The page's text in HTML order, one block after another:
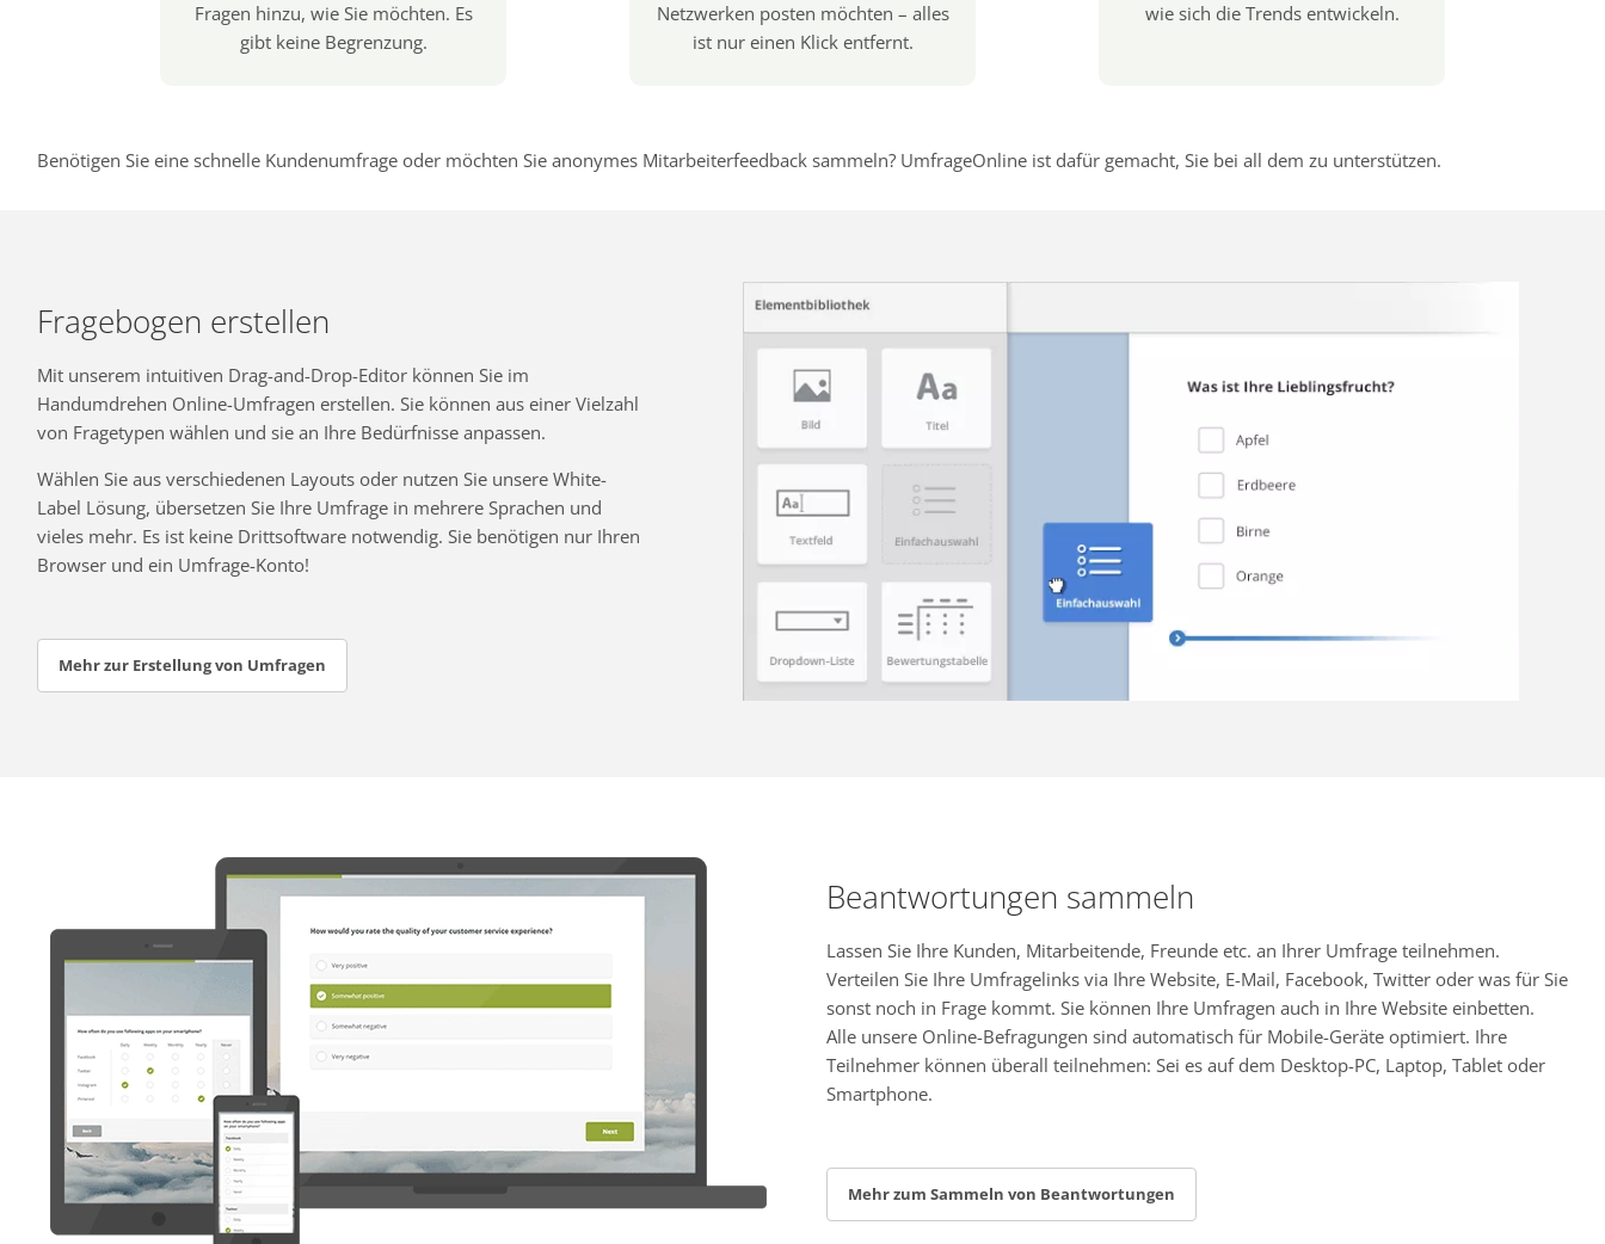
Fragen hinzu, wie Sie möchten. Es
gibt keine Begrenzung.
Netzwerken posten möchten – alles
ist nur einen Klick entfernt.
wie sich die Trends entwickeln.
Benötigen Sie eine schnelle Kundenumfrage oder möchten Sie anonymes Mitarbeiterfeedback sammeln? UmfrageOnline ist dafür gemacht, Sie bei all dem zu unterstützen.
Fragebogen erstellen
Mit unserem intuitiven Drag-and-Drop-Editor können Sie im
Handumdrehen Online-Umfragen erstellen. Sie können aus einer Vielzahl
von Fragetypen wählen und sie an Ihre Bedürfnisse anpassen.
Wählen Sie aus verschiedenen Layouts oder nutzen Sie unsere White-
Label Lösung, übersetzen Sie Ihre Umfrage in mehrere Sprachen und
vieles mehr. Es ist keine Drittsoftware notwendig. Sie benötigen nur Ihren
Browser und ein Umfrage-Konto!
Mehr zur Erstellung von Umfragen
Beantwortungen sammeln
Lassen Sie Ihre Kunden, Mitarbeitende, Freunde etc. an Ihrer Umfrage teilnehmen.
Verteilen Sie Ihre Umfragelinks via Ihre Website, E-Mail, Facebook, Twitter oder was für Sie
sonst noch in Frage kommt. Sie können Ihre Umfragen auch in Ihre Website einbetten.
Alle unsere Online-Befragungen sind automatisch für Mobile-Geräte optimiert. Ihre
Teilnehmer können überall teilnehmen: Sei es auf dem Desktop-PC, Laptop, Tablet oder
Smartphone.
Mehr zum Sammeln von Beantwortungen